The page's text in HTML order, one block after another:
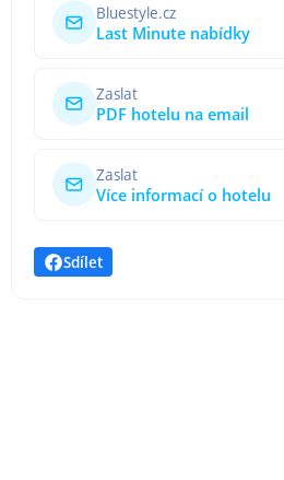
Bluestyle.cz
Last Minute nabídky
Zaslat
PDF hotelu na email
Zaslat
Více informací o hotelu
Sdílet